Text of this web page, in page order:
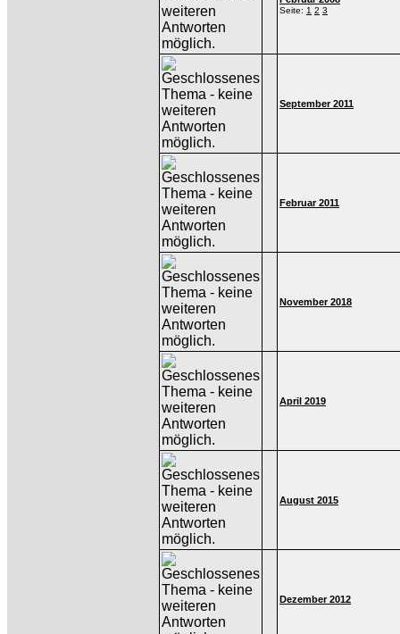
Seite: 1 2 3
September 2011
Februar 2011
November 2018
April 2019
August 2015
Dezember 2012